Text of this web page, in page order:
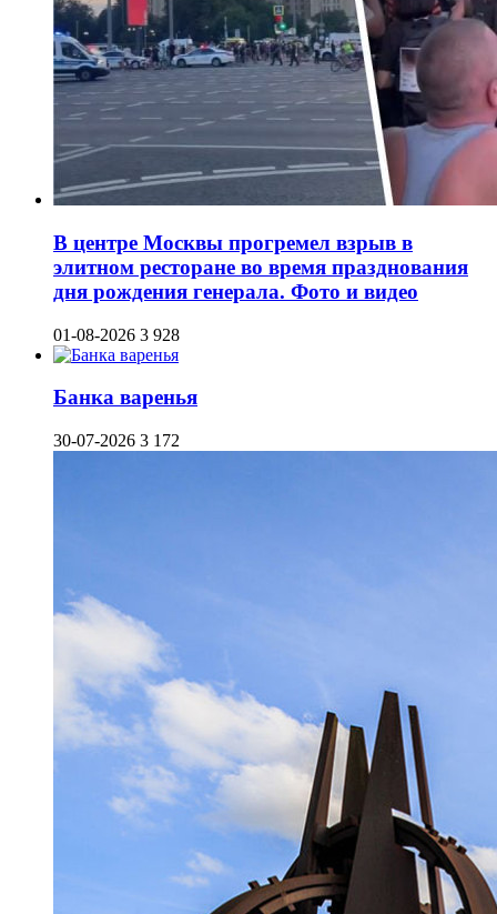
В центре Москвы прогремел взрыв в
элитном ресторане во время празднования
дня рождения генерала. Фото и видео
01-08-2026 3 928
Банка варенья
30-07-2026 3 172